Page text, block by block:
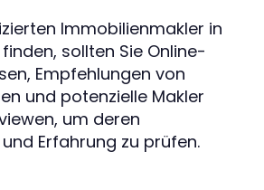
Immobilienmakler in
sollten Sie Online-
Empfehlungen von
und potenzielle Makler
um deren
Erfahrung zu prüfen.